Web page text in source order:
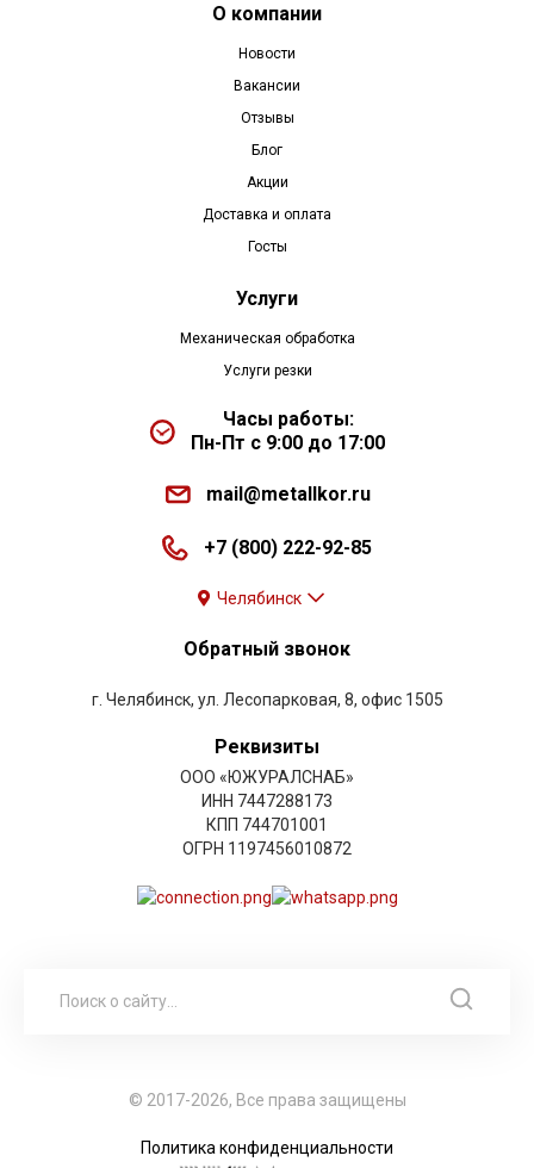
О компании
Новости
Вакансии
Отзывы
Блог
Акции
Доставка и оплата
Госты
Услуги
Механическая обработка
Услуги резки
Часы работы:
Пн-Пт с 9:00 до 17:00
mail@metallkor.ru
+7 (800) 222-92-85
Челябинск
Обратный звонок
г. Челябинск, ул. Лесопарковая, 8, офис 1505
Реквизиты
ООО «ЮЖУРАЛСНАБ»
ИНН 7447288173
КПП 744701001
ОГРН 1197456010872
© 2017-2026, Все права защищены
Политика конфиденциальности